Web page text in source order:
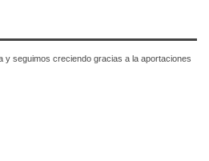
y seguimos creciendo gracias a la aportaciones